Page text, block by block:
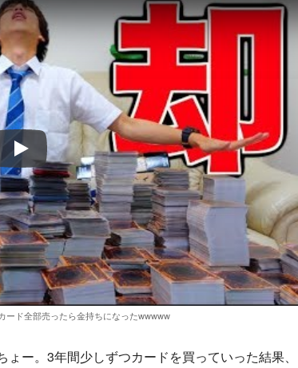
ード全部売ったら金持ちになったwwwww
ー。3年間少しずつカードを買っていった結果、